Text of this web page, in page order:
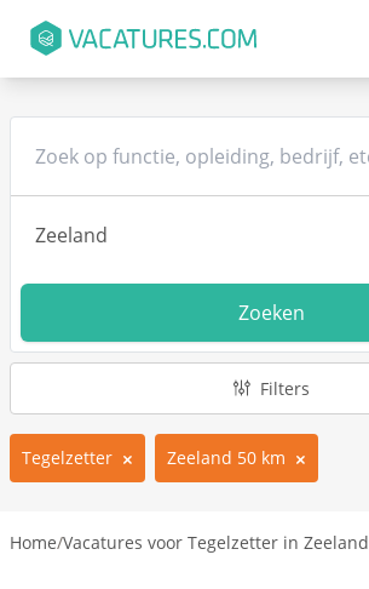
Zoeken
Filters
Tegelzetter Zeeland 50 km
Home/Vacatures voor Tegelzetter in Zeeland